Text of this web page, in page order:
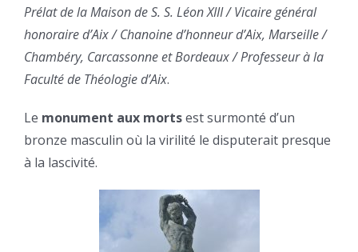
Prélat de la Maison de S. S. Léon XIII / Vicaire général
honoraire d’Aix / Chanoine d’honneur d’Aix, Marseille /
Chambéry, Carcassonne et Bordeaux / Professeur à la
Faculté de Théologie d’Aix.
Le monument aux mortsest surmonté d’un
bronze masculin où la virilité le disputerait presque
à la lascivité.